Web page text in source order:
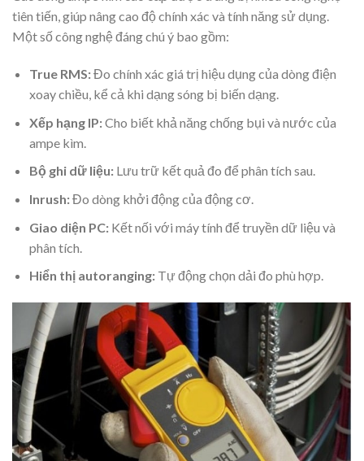
tiên tiến, giúp nâng cao độ chính xác và tính năng sử dụng.
Một số công nghệ đáng chú ý bao gồm:
True RMS:Đo chính xác giá trị hiệu dụng của dòng điện
xoay chiều, kể cả khi dạng sóng bị biến dạng.
Xếp hạng IP:Cho biết khả năng chống bụi và nước của
ampe kìm.
Bộ ghi dữ liệu:Lưu trữ kết quả đo để phân tích sau.
Inrush:Đo dòng khởi động của động cơ.
Giao diện PC:Kết nối với máy tính để truyền dữ liệu và
phân tích.
Hiển thị autoranging:Tự động chọn dải đo phù hợp.